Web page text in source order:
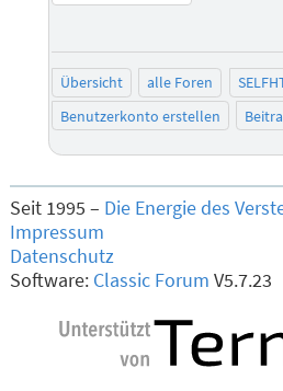
Übersicht alle Foren
Benutzerkonto erstellen
Seit 1995 – Die Energie des
Impressum
Datenschutz
Software: Classic Forum V5.7.23